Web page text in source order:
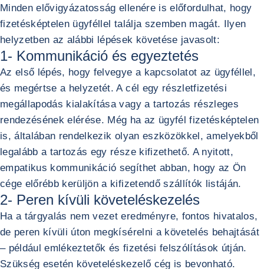
Minden elővigyázatosság ellenére is előfordulhat, hogy
fizetésképtelen ügyféllel találja szemben magát. Ilyen
helyzetben az alábbi lépések követése javasolt:
1- Kommunikáció és egyeztetés
Az első lépés, hogy felvegye a kapcsolatot az ügyféllel,
és megértse a helyzetét. A cél egy részletfizetési
megállapodás kialakítása vagy a tartozás részleges
rendezésének elérése. Még ha az ügyfél fizetésképtelen
is, általában rendelkezik olyan eszközökkel, amelyekből
legalább a tartozás egy része kifizethető. A nyitott,
empatikus kommunikáció segíthet abban, hogy az Ön
cége előrébb kerüljön a kifizetendő szállítók listáján.
2- Peren kívüli követeléskezelés
Ha a tárgyalás nem vezet eredményre, fontos hivatalos,
de peren kívüli úton megkísérelni a követelés behajtását
– például emlékeztetők és fizetési felszólítások útján.
Szükség esetén követeléskezelő cég is bevonható.